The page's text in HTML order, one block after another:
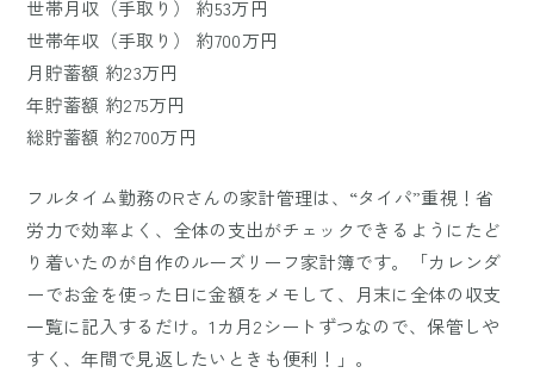
世帯月収（手取り） 約53万円
世帯年収（手取り） 約700万円
月貯蓄額 約23万円
年貯蓄額 約275万円
総貯蓄額 約2700万円
フルタイム勤務のRさんの家計管理は、“タイパ”重視！省
労力で効率よく、全体の支出がチェックできるようにたど
り着いたのが自作のルーズリーフ家計簿です。「カレンダ
ーでお金を使った日に金額をメモして、月末に全体の収支
一覧に記入するだけ。1カ月2シートずつなので、保管しや
すく、年間で見返したいときも便利！」。